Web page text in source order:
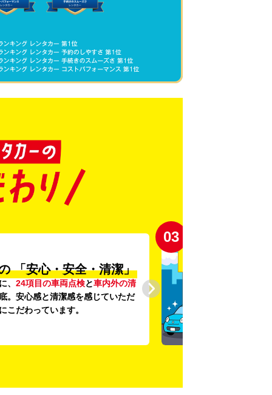
「安心・安全・清潔」
、 24項目の車両点検と車内外の清
。安心感と清潔感を感じていただ
こだわっています。
03